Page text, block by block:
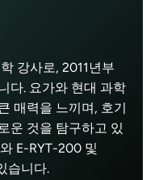
강사로, 2011년부
다. 요가와 현대 과학
매력을 느끼며, 호기
운 것을 탐구하고 있
E-RYT-200 및
습니다.